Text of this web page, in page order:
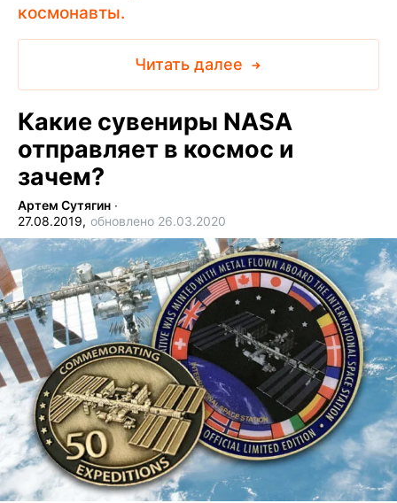
космонавты.
Читать далее
Какие сувениры NASA
отправляет в космос и
зачем?
Артем Сутягин ∙
27.08.2019, обновлено 26.03.2020